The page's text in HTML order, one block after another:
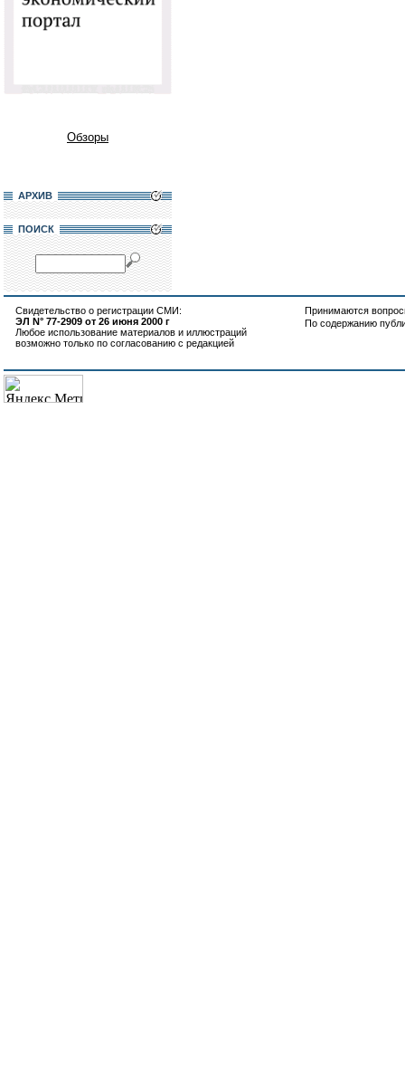
Обзоры
АРХИВ
ПОИСК
Свидетельство о регистрации СМИ:
ЭЛ N° 77-2909 от 26 июня 2000 г
Любое использование материалов и иллюстраций
возможно только по согласованию с редакцией
Принимаются
По содержанию